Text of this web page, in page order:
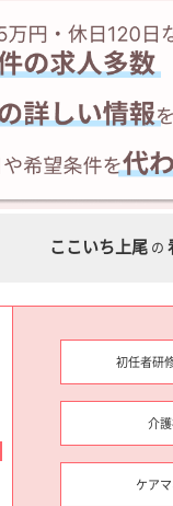
ここいち上尾 の
初任者研
介
ケア